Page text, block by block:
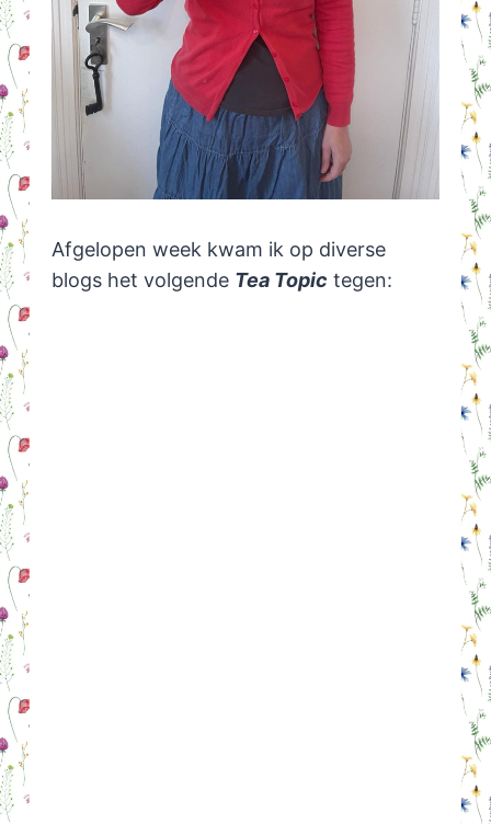
Afgelopen week kwam ik op diverse
blogs het volgende Tea Topic tegen: